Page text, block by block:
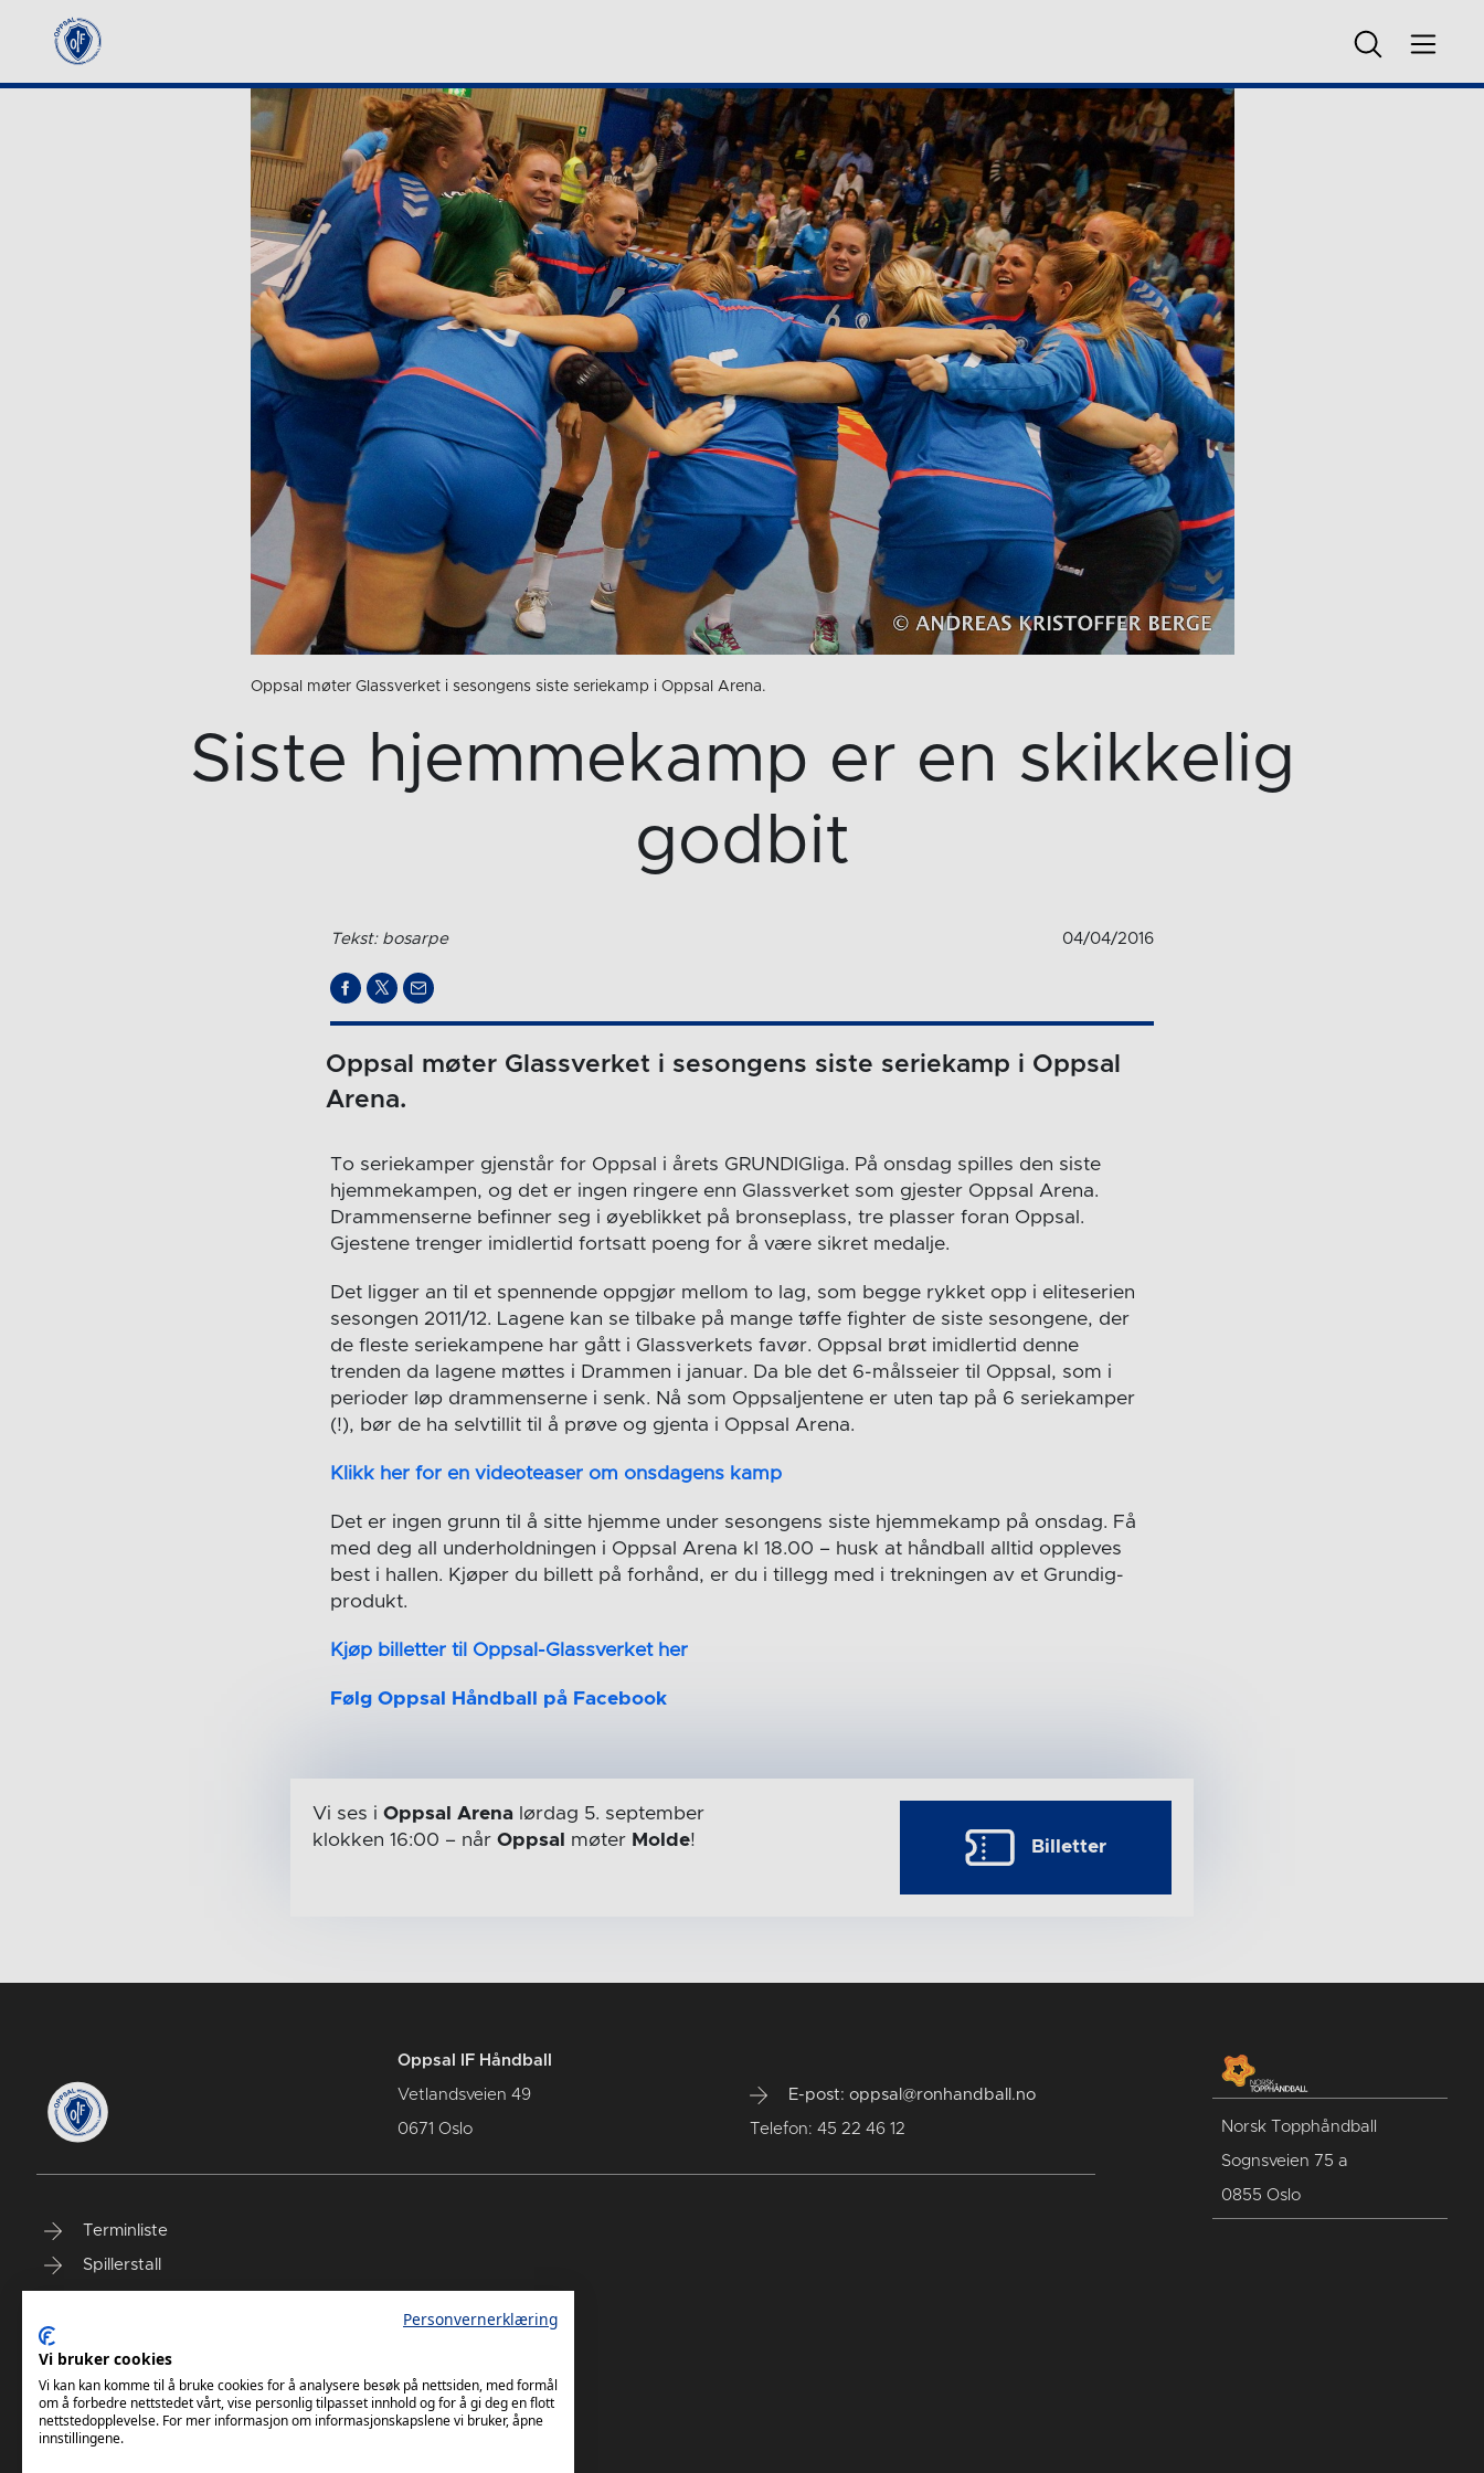
Oppsal møter Glassverket i sesongens siste seriekamp i Oppsal Arena.
Siste hjemmekamp er en skikkelig
godbit
Tekst: bosarpe 04/04/2016
Oppsal møter Glassverket i sesongens siste seriekamp i Oppsal
Arena.
To seriekamper gjenstår for Oppsal i årets GRUNDIGliga. På onsdag spilles den siste
hjemmekampen, og det er ingen ringere enn Glassverket som gjester Oppsal Arena.
Drammenserne befinner seg i øyeblikket på bronseplass, tre plasser foran Oppsal.
Gjestene trenger imidlertid fortsatt poeng for å være sikret medalje.
Det ligger an til et spennende oppgjør mellom to lag, som begge rykket opp i eliteserien
sesongen 2011/12. Lagene kan se tilbake på mange tøffe fighter de siste sesongene, der
de fleste seriekampene har gått i Glassverkets favør. Oppsal brøt imidlertid denne
trenden da lagene møttes i Drammen i januar. Da ble det 6-målsseier til Oppsal, som i
perioder løp drammenserne i senk. Nå som Oppsaljentene er uten tap på 6 seriekamper
(!), bør de ha selvtillit til å prøve og gjenta i Oppsal Arena.
Klikk her for en videoteaser om onsdagens kamp
Det er ingen grunn til å sitte hjemme under sesongens siste hjemmekamp på onsdag. Få
med deg all underholdningen i Oppsal Arena kl 18.00 – husk at håndball alltid oppleves
best i hallen. Kjøper du billett på forhånd, er du i tillegg med i trekningen av et Grundig-
produkt.
Kjøp billetter til Oppsal-Glassverket her
Følg Oppsal Håndball på Facebook
Vi ses i Oppsal Arenalørdag 5. september
klokken 16:00 – når Oppsal møter Molde! Billetter
Oppsal IF Håndball
Vetlandsveien 49
0671 Oslo
E-post: oppsal@ronhandball.no
Telefon: 45 22 46 12
Terminliste
Spillerstall
Målklubben
Norsk Topphåndball
Sognsveien 75 a
0855 Oslo
Personvernerklæring
Vi bruker cookies
Vi kan kan komme til å bruke cookies for å analysere besøk på nettsiden, med formål
om å forbedre nettstedet vårt, vise personlig tilpasset innhold og for å gi deg en flott
nettstedopplevelse. For mer informasjon om informasjonskapslene vi bruker, åpne
innstillingene.